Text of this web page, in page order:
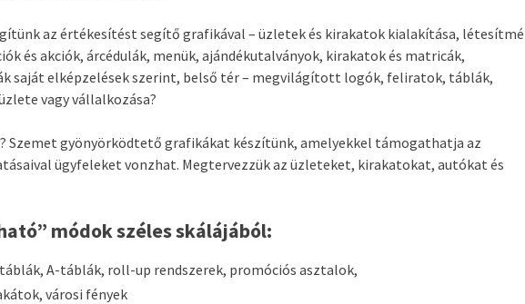
az értékesítést segítő grafikával – üzletek és kirakatok kialakítása,
és akciók, árcédulák, menük, ajándékutalványok, kirakatok és matricák,
saját elképzelések szerint, belső tér – megvilágított logók, feliratok, táblák,
vagy vállalkozása?
Szemet gyönyörködtető grafikákat készítünk, amelyekkel támogathatja az
ügyfeleket vonzhat. Megtervezzük az üzleteket, kirakatokat, autókat és
módok széles skálájából:
A-táblák, roll-up rendszerek, promóciós asztalok,
városi fények